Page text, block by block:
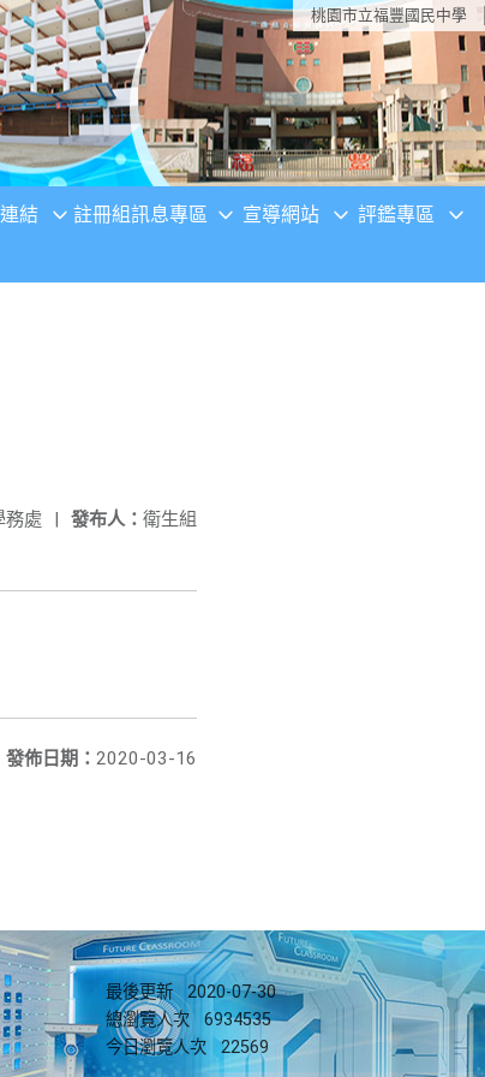
桃園市立福豐國民中學
結 註冊組訊息專區 宣導網站 評鑑專區
發布人： 衛生組
務處 |
發佈日期： 2020-03-16
最後更新
2020-07-30
總瀏覽人次
6934535
今日瀏覽人次
22569